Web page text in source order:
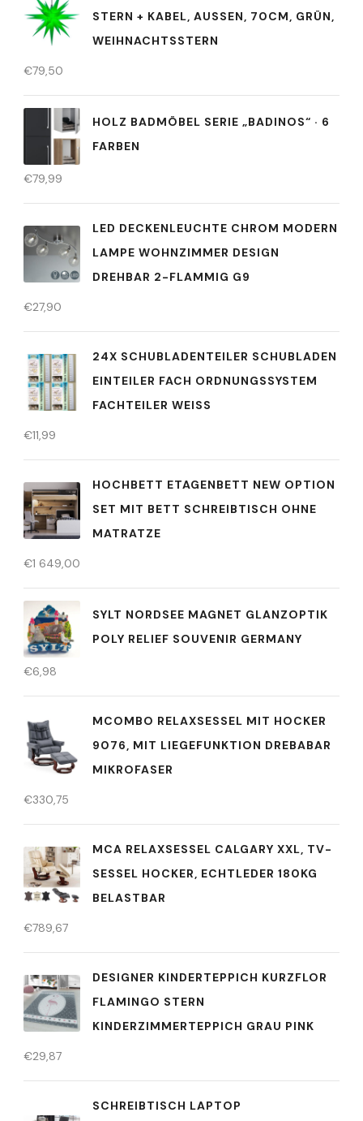
STERN + KABEL, AUSSEN, 70CM, GRÜN, W
EIHNACHTSSTERN
€79,50
HOLZ BADMÖBEL SERIE „BADINOS“ · 6
FARBEN
€79,99
LED DECKENLEUCHTE CHROM MODERN
LAMPE WOHNZIMMER DESIGN
DREHBAR 2-FLAMMIG G9
€27,90
24X SCHUBLADENTEILER SCHUBLADEN
EINTEILER FACH ORDNUNGSSYSTEM
FACHTEILER WEISS
€11,99
HOCHBETT ETAGENBETT NEW OPTION
SET MIT BETT SCHREIBTISCH OHNE
MATRATZE
€1 649,00
SYLT NORDSEE MAGNET GLANZOPTIK
POLY RELIEF SOUVENIR GERMANY
€6,98
MCOMBO RELAXSESSEL MIT HOCKER
9076, MIT LIEGEFUNKTION DREBABAR
MIKROFASER
€330,75
MCA RELAXSESSEL CALGARY XXL, TV-
SESSEL HOCKER, ECHTLEDER 180KG
BELASTBAR
€789,67
DESIGNER KINDERTEPPICH KURZFLOR
FLAMINGO STERN
KINDERZIMMERTEPPICH GRAU PINK
€29,87
SCHREIBTISCH LAPTOP